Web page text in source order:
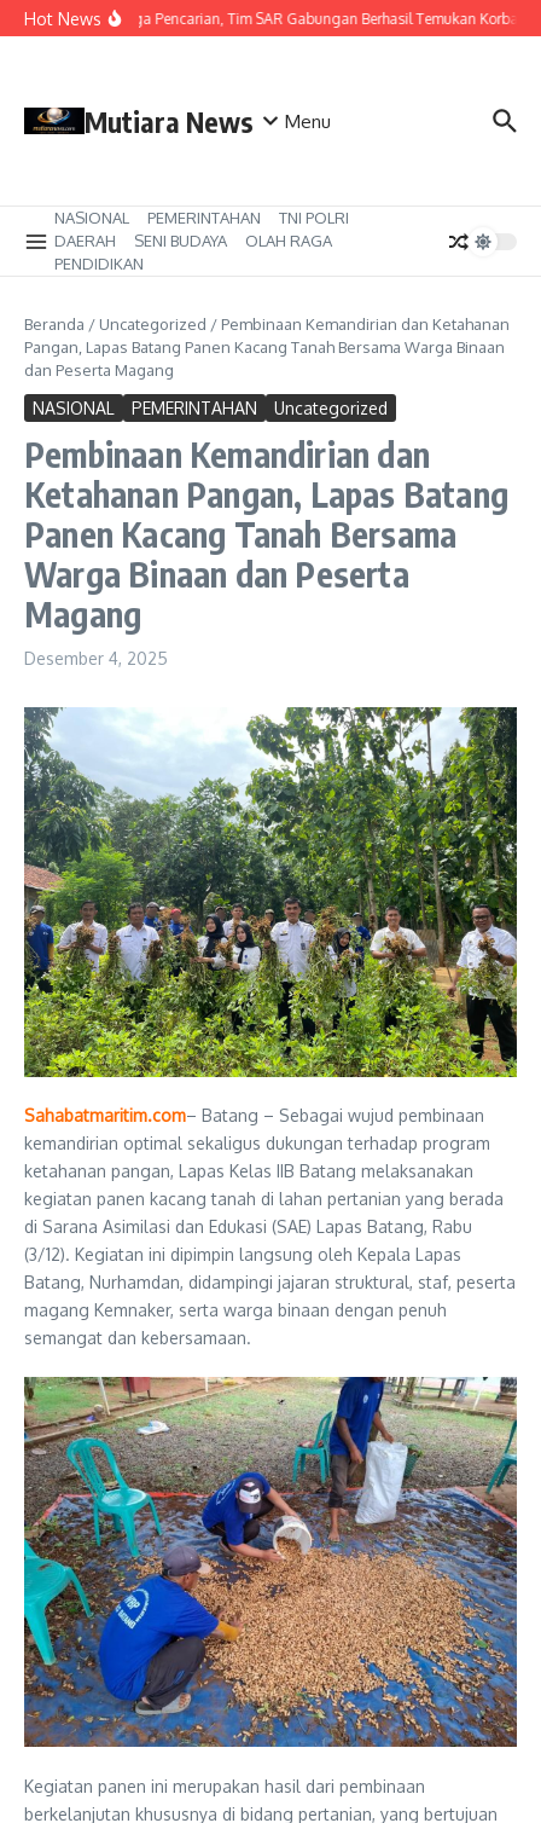
Lewati ke konten
Hot NewsHari Ketiga Pencarian, Tim SAR Gabungan Berhasil Temukan Korban
Mutiara News Menu
NASIONAL PEMERINTAHAN
TNI POLRI
DAERAH
SENI BUDAYA
OLAH RAGA
PENDIDIKAN
Beranda / Uncategorized / Pembinaan Kemandirian dan Ketahanan
Pangan, Lapas Batang Panen Kacang Tanah Bersama Warga Binaan
dan Peserta Magang
NASIONAL PEMERINTAHAN Uncategorized
Pembinaan Kemandirian dan
Ketahanan Pangan, Lapas Batang
Panen Kacang Tanah Bersama
Warga Binaan dan Peserta
Magang
Desember 4, 2025
Sahabatmaritim.com– Batang – Sebagai wujud pembinaan
kemandirian optimal sekaligus dukungan terhadap program
ketahanan pangan, Lapas Kelas IIB Batang melaksanakan
kegiatan panen kacang tanah di lahan pertanian yang berada
di Sarana Asimilasi dan Edukasi (SAE) Lapas Batang, Rabu
(3/12). Kegiatan ini dipimpin langsung oleh Kepala Lapas
Batang, Nurhamdan, didampingi jajaran struktural, staf, peserta
magang Kemnaker, serta warga binaan dengan penuh
semangat dan kebersamaan.
Kegiatan panen ini merupakan hasil dari pembinaan
berkelanjutan khususnya di bidang pertanian, yang bertujuan